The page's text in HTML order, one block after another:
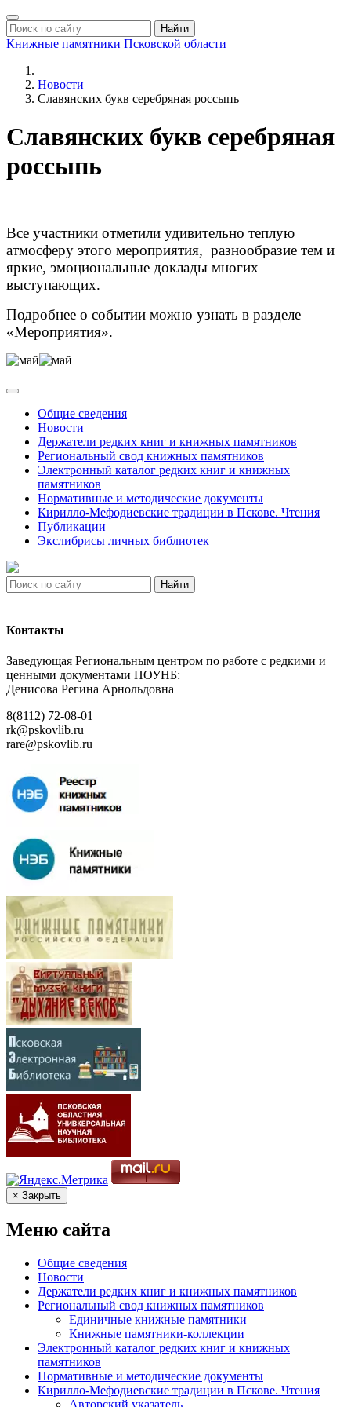
Найти
Книжные памятники Псковской области
Новости
Славянских букв серебряная россыпь
Славянских букв серебряная
россыпь
Все участники отметили удивительно теплую
атмосферу этого мероприятия, разнообразие тем и
яркие, эмоциональные доклады многих
выступающих.
Подробнее о событии можно узнать в разделе
«Мероприятия».
Общие сведения
Новости
Держатели редких книг и книжных памятников
Региональный свод книжных памятников
Электронный каталог редких книг и книжных
памятников
Нормативные и методические документы
Кирилло-Мефодиевские традиции в Пскове. Чтения
Публикации
Экслибрисы личных библиотек
Найти
Контакты
Заведующая Региональным центром по работе с редкими и
ценными документами ПОУНБ:
Денисова Регина Арнольдовна
8(8112) 72-08-01
rk@pskovlib.ru
rare@pskovlib.ru
× Закрыть
Меню сайта
Общие сведения
Новости
Держатели редких книг и книжных памятников
Региональный свод книжных памятников
Единичные книжные памятники
Книжные памятники-коллекции
Электронный каталог редких книг и книжных
памятников
Нормативные и методические документы
Кирилло-Мефодиевские традиции в Пскове. Чтения